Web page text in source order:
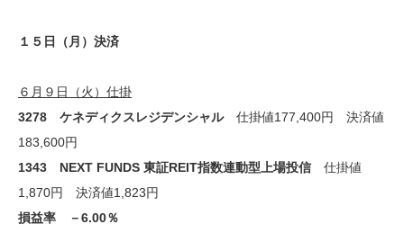
１５日（月）決済
６月９日（火）仕掛
3278 ケネディクスレジデンシャル仕掛値177,400円 決済値
183,600円
1343 NEXT FUNDS 東証REIT指数連動型上場投信 仕掛値
1,870円 決済値1,823円
損益率 －6.00％